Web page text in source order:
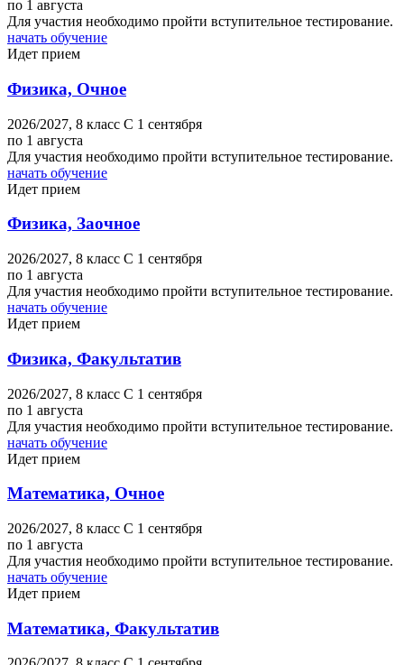
по 1 августа
Для участия необходимо пройти вступительное тестирование.
начать обучение
Идет прием
Физика, Очное
2026/2027, 8 класс C 1 сентября
по 1 августа
Для участия необходимо пройти вступительное тестирование.
начать обучение
Идет прием
Физика, Заочное
2026/2027, 8 класс C 1 сентября
по 1 августа
Для участия необходимо пройти вступительное тестирование.
начать обучение
Идет прием
Физика, Факультатив
2026/2027, 8 класс C 1 сентября
по 1 августа
Для участия необходимо пройти вступительное тестирование.
начать обучение
Идет прием
Математика, Очное
2026/2027, 8 класс C 1 сентября
по 1 августа
Для участия необходимо пройти вступительное тестирование.
начать обучение
Идет прием
Математика, Факультатив